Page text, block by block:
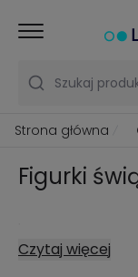
Szukaj
Strona główna
Figurki
Czytaj więcej